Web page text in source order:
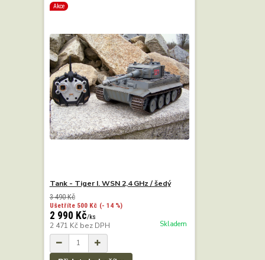
Akce
Tank - Tiger I. WSN 2,4 GHz / šedý
3 490 Kč
Ušetříte 500 Kč (- 14 %)
2 990 Kč/ks
2 471 Kč bez DPH Skladem